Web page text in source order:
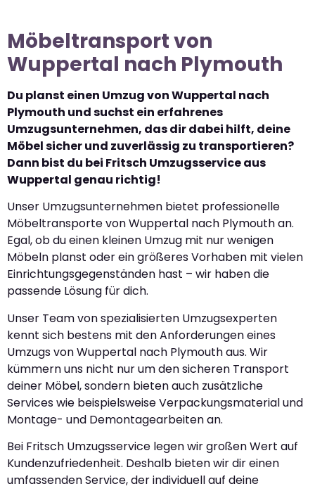
Möbeltransport von
Wuppertal nach Plymouth
Du planst einen Umzug von Wuppertal nach
Plymouth und suchst ein erfahrenes
Umzugsunternehmen, das dir dabei hilft, deine
Möbel sicher und zuverlässig zu transportieren?
Dann bist du bei Fritsch Umzugsservice aus
Wuppertal genau richtig!
Unser Umzugsunternehmen bietet professionelle
Möbeltransporte von Wuppertal nach Plymouth an.
Egal, ob du einen kleinen Umzug mit nur wenigen
Möbeln planst oder ein größeres Vorhaben mit vielen
Einrichtungsgegenständen hast – wir haben die
passende Lösung für dich.
Unser Team von spezialisierten Umzugsexperten
kennt sich bestens mit den Anforderungen eines
Umzugs von Wuppertal nach Plymouth aus. Wir
kümmern uns nicht nur um den sicheren Transport
deiner Möbel, sondern bieten auch zusätzliche
Services wie beispielsweise Verpackungsmaterial und
Montage- und Demontagearbeiten an.
Bei Fritsch Umzugsservice legen wir großen Wert auf
Kundenzufriedenheit. Deshalb bieten wir dir einen
umfassenden Service, der individuell auf deine